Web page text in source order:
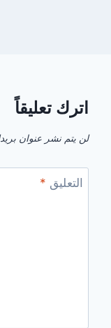
اترك تعليقاً
لن يتم نشر عنوان
التعليق *